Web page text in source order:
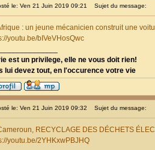
le: Ven 21 Juin 2019 09:21 Sujet du message:
: un jeune mécanicien construit une
youtu.be/bIVeVHosQwc
est un privilege, elle ne vous doit rien!
lui devez tout, en l'occurence votre vie
le: Ven 21 Juin 2019 09:32 Sujet du message:
RECYCLAGE DES DÉCHETS
youtu.be/2YHKxwPBJHQ